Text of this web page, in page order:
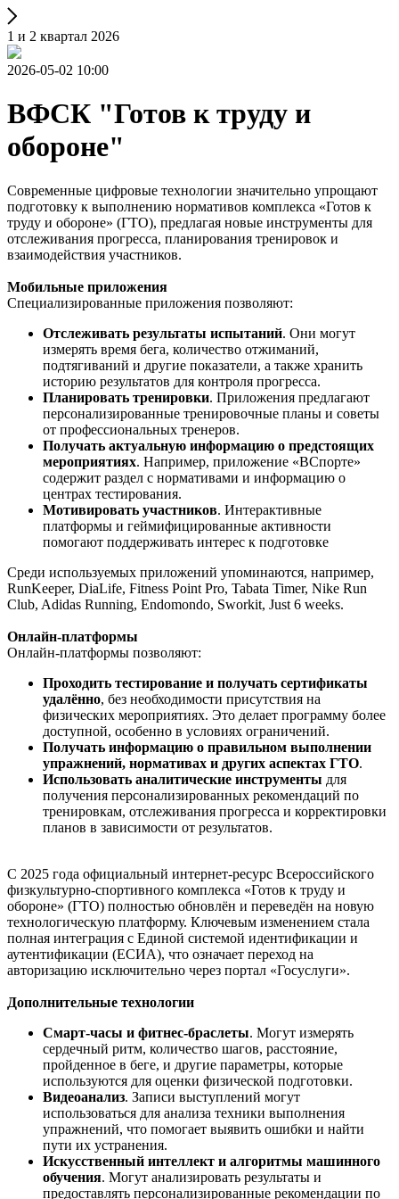
1 и 2 квартал 2026
2026-05-02 10:00
ВФСК "Готов к труду и
обороне"
Современные цифровые технологии значительно упрощают
подготовку к выполнению нормативов комплекса «Готов к
труду и обороне» (ГТО), предлагая новые инструменты для
отслеживания прогресса, планирования тренировок и
взаимодействия участников.
Мобильные приложения
Специализированные приложения позволяют:
Отслеживать результаты испытаний. Они могут
измерять время бега, количество отжиманий,
подтягиваний и другие показатели, а также хранить
историю результатов для контроля прогресса.
Планировать тренировки. Приложения предлагают
персонализированные тренировочные планы и советы
от профессиональных тренеров.
Получать актуальную информацию о предстоящих
мероприятиях. Например, приложение «ВСпорте»
содержит раздел с нормативами и информацию о
центрах тестирования.
Мотивировать участников. Интерактивные
платформы и геймифицированные активности
помогают поддерживать интерес к подготовке
Среди используемых приложений упоминаются, например,
RunKeeper, DiaLife, Fitness Point Pro, Tabata Timer, Nike Run
Club, Adidas Running, Endomondo, Sworkit, Just 6 weeks.
Онлайн-платформы
Онлайн-платформы позволяют:
Проходить тестирование и получать сертификаты
удалённо, без необходимости присутствия на
физических мероприятиях. Это делает программу более
доступной, особенно в условиях ограничений.
Получать информацию о правильном выполнении
упражнений, нормативах и других аспектах ГТО.
Использовать аналитические инструменты для
получения персонализированных рекомендаций по
тренировкам, отслеживания прогресса и корректировки
планов в зависимости от результатов.
С 2025 года официальный интернет-ресурс Всероссийского
физкультурно-спортивного комплекса «Готов к труду и
обороне» (ГТО) полностью обновлён и переведён на новую
технологическую платформу. Ключевым изменением стала
полная интеграция с Единой системой идентификации и
аутентификации (ЕСИА), что означает переход на
авторизацию исключительно через портал «Госуслуги».
Дополнительные технологии
Смарт-часы и фитнес-браслеты. Могут измерять
сердечный ритм, количество шагов, расстояние,
пройденное в беге, и другие параметры, которые
используются для оценки физической подготовки.
Видеоанализ. Записи выступлений могут
использоваться для анализа техники выполнения
упражнений, что помогает выявить ошибки и найти
пути их устранения.
Искусственный интеллект и алгоритмы машинного
обучения. Могут анализировать результаты и
предоставлять персонализированные рекомендации по